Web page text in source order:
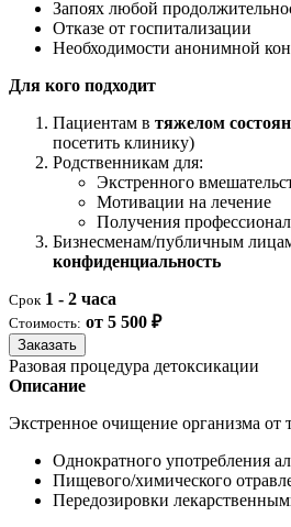
Запоях любой
Отказе от госпитализации
Необходимости анонимной
Для кого подходит
Пациентам в тяжелом
посетить клинику)
Родственникам для:
Экстренного
Мотивации на лечение
Получения
Бизнесменам/публичным
конфиденциальность
Срок 1 - 2 часа
Стоимость: от 5 500 ₽
Заказать
Разовая процедура детоксикации
Описание
Экстренное очищение организма от
Однократного употребления
Пищевого/химического
Передозировки